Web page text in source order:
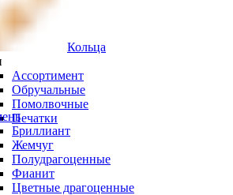
Кольца
Ассортимент
Обручальные
Помолвочные
Печатки
Бриллиант
Жемчуг
Полудрагоценные
Фианит
Цветные драгоценные